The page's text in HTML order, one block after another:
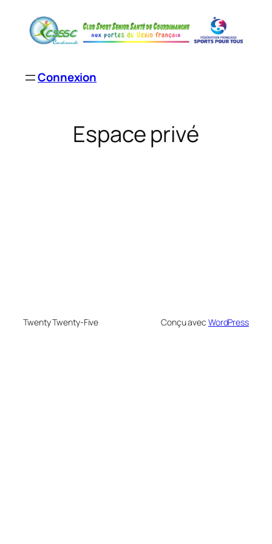
contenu
Connexion
Espace privé
Twenty Twenty-Five Conçu avec WordPress